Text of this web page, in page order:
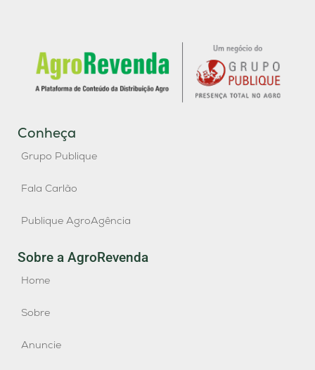
Conheça
Grupo Publique
Fala Carlão
Publique AgroAgência
Sobre a AgroRevenda
Home
Sobre
Anuncie